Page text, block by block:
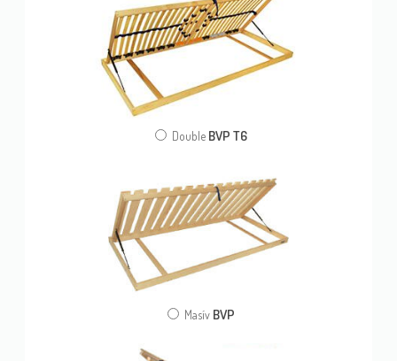
Double BVP T6
Masív BVP